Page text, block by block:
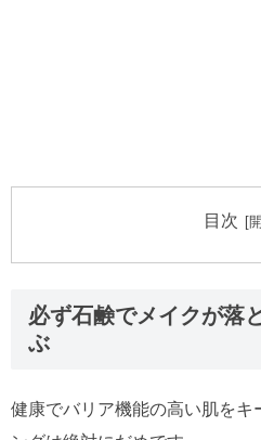
目次
必ず石鹸でメイクが落
ぶ
健康でバリア機能の高い肌をキ